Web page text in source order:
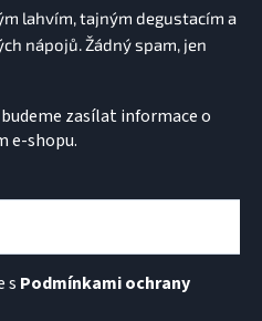
zasílat informace o
e-shopu.
s Podmínkami ochrany